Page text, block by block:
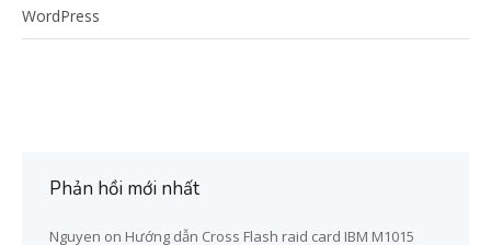
WordPress
Phản hồi mới nhất
Nguyen on Hướng dẫn Cross Flash raid card IBM M1015